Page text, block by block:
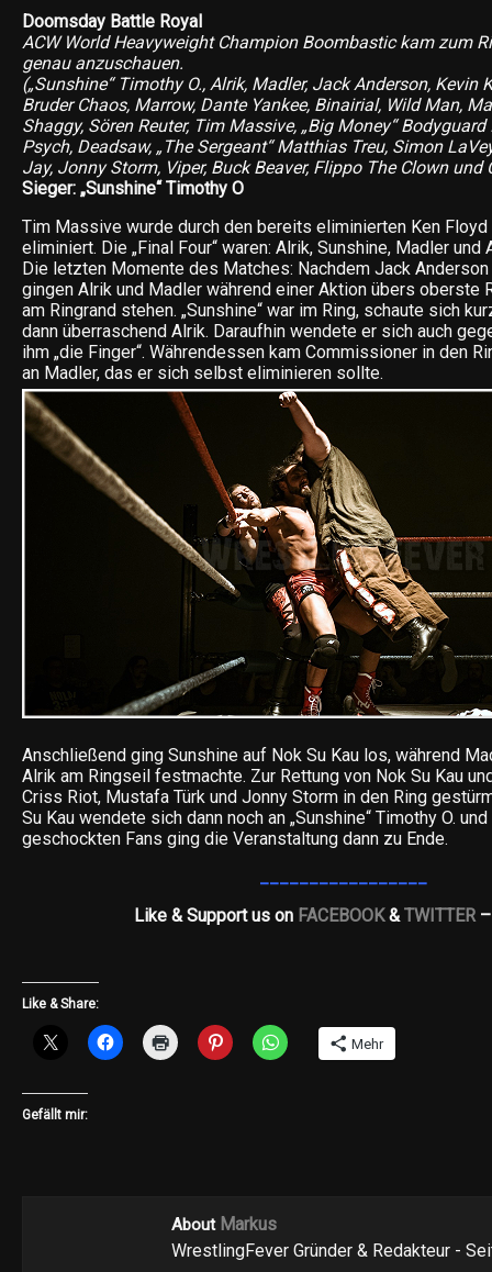
Doomsday Battle Royal
ACW World Heavyweight Champion Boombastic kam zum
genau anzuschauen.
(„Sunshine“ Timothy O., Alrik, Madler, Jack Anderson, Kevin
Bruder Chaos, Marrow, Dante Yankee, Binairial, Wild Man,
Shaggy, Sören Reuter, Tim Massive, „Big Money“ Bodyguard
Psych, Deadsaw, „The Sergeant“ Matthias Treu, Simon
Jay, Jonny Storm, Viper, Buck Beaver, Flippo The Clown und
Sieger: „Sunshine“ Timothy O
Tim Massive wurde durch den bereits eliminierten Ken Floyd
eliminiert. Die „Final Four“ waren: Alrik, Sunshine, Madler und
Die letzten Momente des Matches: Nachdem Jack
gingen Alrik und Madler während einer Aktion übers oberste
am Ringrand stehen. „Sunshine“ war im Ring, schaute sich
dann überraschend Alrik. Daraufhin wendete er sich auch
ihm „die Finger“. Währendessen kam Commissioner in den
an Madler, das er sich selbst eliminieren sollte.
Anschließend ging Sunshine auf Nok Su Kau los, während
Alrik am Ringseil festmachte. Zur Rettung von Nok Su Kau
Criss Riot, Mustafa Türk und Jonny Storm in den Ring
Su Kau wendete sich dann noch an „Sunshine“ Timothy O.
geschockten Fans ging die Veranstaltung dann zu Ende.
_________________
Like & Support us on FACEBOOK&TWITTER–
Like & Share:
Mehr
Gefällt mir:
About Markus
WrestlingFever Gründer & Redakteur -